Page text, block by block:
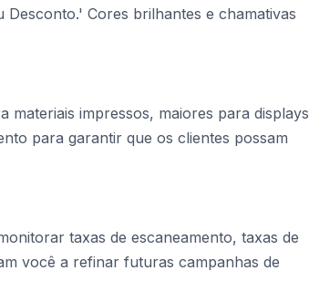
Cores brilhantes e chamativas
materiais impressos, maiores para
para garantir que os clientes possam
taxas de escaneamento, taxas de
você a refinar futuras campanhas de